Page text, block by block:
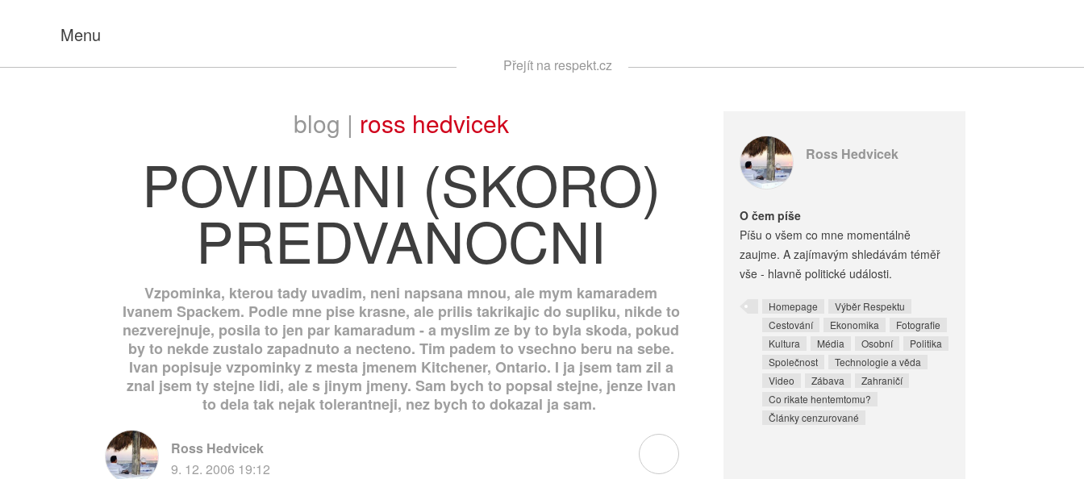
Menu
Přejít na respekt.cz
blog | ross hedvicek
POVIDANI (SKORO)
PREDVANOCNI
Vzpominka, kterou tady uvadim, neni napsana mnou, ale mym kamaradem
Ivanem Spackem. Podle mne pise krasne, ale prilis takrikajic do supliku, nikde to
nezverejnuje, posila to jen par kamaradum - a myslim ze by to byla skoda, pokud
by to nekde zustalo zapadnuto a necteno. Tim padem to vsechno beru na sebe.
Ivan popisuje vzpominky z mesta jmenem Kitchener, Ontario. I ja jsem tam zil a
znal jsem ty stejne lidi, ale s jinym jmeny. Sam bych to popsal stejne, jenze Ivan
to dela tak nejak tolerantneji, nez bych to dokazal ja sam.
Ross Hedvicek
9. 12. 2006 19:12
Ross Hedvicek
O čem píše
Píšu o všem co mne momentálně
zaujme. A zajímavým shledávám téměř
vše - hlavně politické události.
Homepage
Výběr Respektu
Cestování
Ekonomika
Fotografie
Kultura
Média Osobní
Politika
Společnost
Technologie a věda
Video
Zábava
Zahraničí
Co rikate hentemtomu?
Články cenzurované